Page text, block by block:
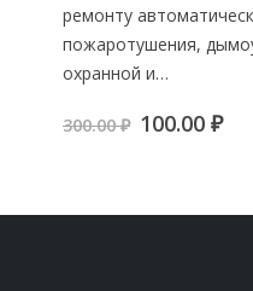
ремонту
пожаротушения,
охранной и…
300.00₽ 100.00₽